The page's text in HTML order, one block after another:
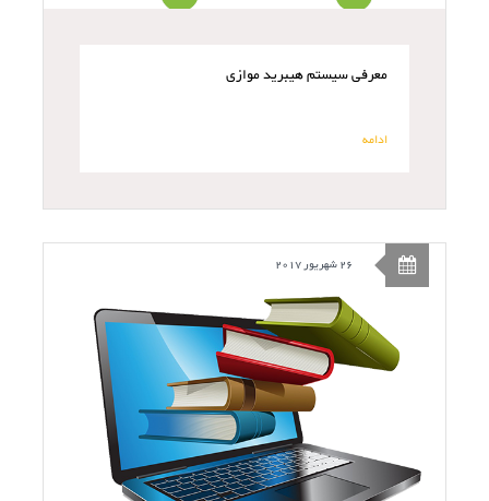
معرفی سیستم هیبرید موازی
ادامه
26 شهریور 2017